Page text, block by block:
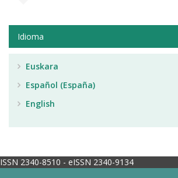
Idioma
Euskara
Español (España)
English
ISSN 2340-8510 - eISSN 2340-9134